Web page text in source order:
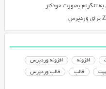
تلگرام بصورت خودکار
افزونه افزونه وردپرس
قالب قالب وردپرس